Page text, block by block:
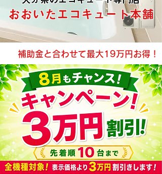
​おおいたエコキュート本舗
​補助金と合わせて最大19万円お得！